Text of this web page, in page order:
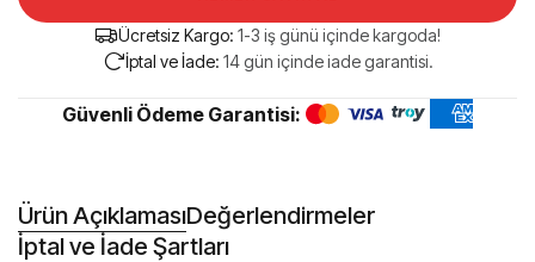
Ücretsiz Kargo: 1-3 iş günü içinde kargoda!
İptal ve İade: 14 gün içinde iade garantisi.
Güvenli Ödeme Garantisi:
Ürün AçıklamasıDeğerlendirmeler
İptal ve İade Şartları